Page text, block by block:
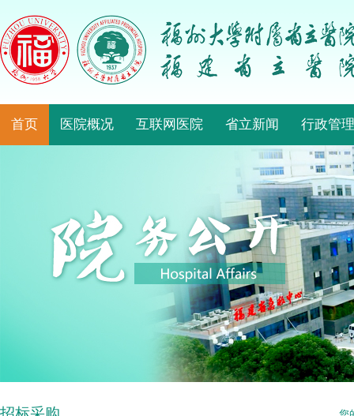
首页 医院概况 互联网医院 省立新闻 行政管理